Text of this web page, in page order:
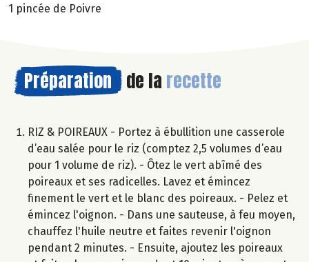
1 pincée de Poivre
Préparation de la recette
RIZ & POIREAUX - Portez à ébullition une casserole
d’eau salée pour le riz (comptez 2,5 volumes d’eau
pour 1 volume de riz). - Ôtez le vert abîmé des
poireaux et ses radicelles. Lavez et émincez
finement le vert et le blanc des poireaux. - Pelez et
émincez l'oignon. - Dans une sauteuse, à feu moyen,
chauffez l'huile neutre et faites revenir l'oignon
pendant 2 minutes. - Ensuite, ajoutez les poireaux